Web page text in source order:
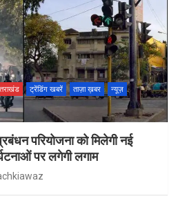
ट्रेंडिंग खबरें ताज़ा ख़बर
न्यूज़
परियोजना को मिलेगी नई
पर लगेगी लगाम